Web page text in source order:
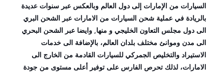
السيارات من الإمارات إلى دول العالم وبالعكس عبر سنوات عديدة
بالريادة في عملية شحن السيارات من الامارات عبر الشحن البري
الى دول مجلس التعاون الخليجي و منها, وايضا عبر الشحن البحري
الى مدن وموانئ مختلف بلدان العالم، بالإضافة الى خدمات
الاستيراد والتخليص الجمركي للسيارات القادمة من الخارج الى
الامارات، لذلك تحرص الفارس على توفير أعلى مستوى من جودة